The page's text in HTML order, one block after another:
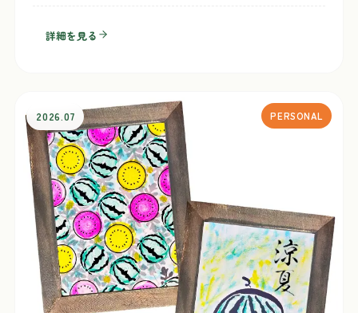
詳細を見る
2026.07 PERSONAL